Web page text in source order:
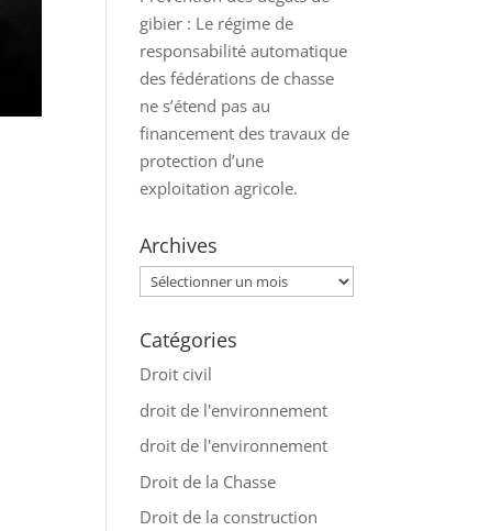
gibier : Le régime de
responsabilité automatique
des fédérations de chasse
ne s’étend pas au
financement des travaux de
protection d’une
exploitation agricole.
Archives
Archives
Catégories
Droit civil
droit de l'environnement
droit de l'environnement
Droit de la Chasse
Droit de la construction